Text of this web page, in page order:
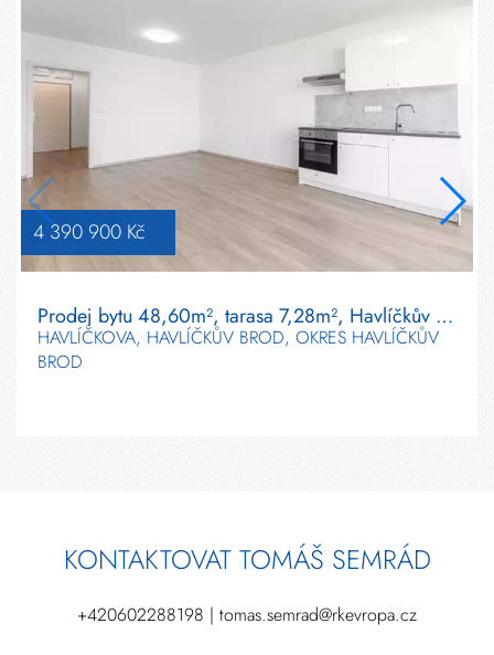
4 390 900 Kč
Prodej bytu 48,60m², tarasa 7,28m², Havlíčkův Brod
HAVLÍČKOVA, HAVLÍČKŮV BROD, OKRES HAVLÍČKŮV
BROD
KONTAKTOVAT TOMÁŠ SEMRÁD
+420602288198 | tomas.semrad@rkevropa.cz